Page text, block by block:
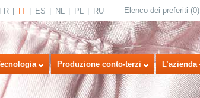
FR IT ES NL PL RU Elenco dei preferiti (0)
Produzione conto-terzi L’azienda